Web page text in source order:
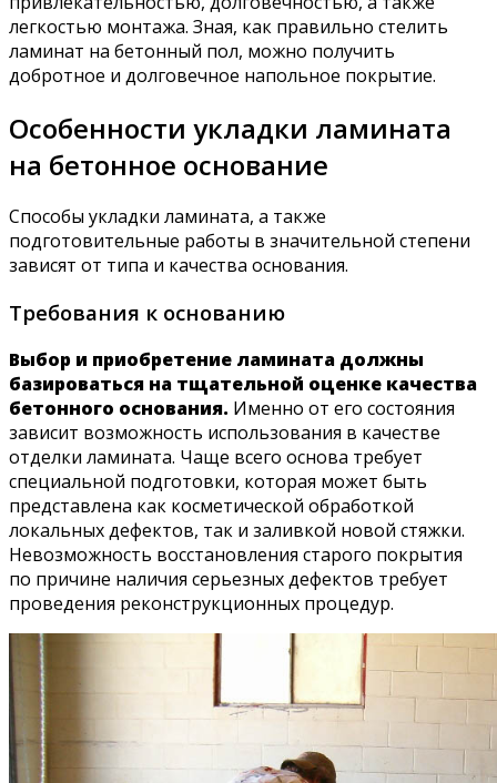
легкостью монтажа. Зная, как правильно стелить
ламинат на бетонный пол, можно получить
добротное и долговечное напольное покрытие.
Особенности укладки ламината
на бетонное основание
Способы укладки ламината, а также
подготовительные работы в значительной степени
зависят от типа и качества основания.
Требования к основанию
Выбор и приобретение ламината должны
базироваться на тщательной оценке качества
бетонного основания. Именно от его состояния
зависит возможность использования в качестве
отделки ламината. Чаще всего основа требует
специальной подготовки, которая может быть
представлена как косметической обработкой
локальных дефектов, так и заливкой новой стяжки.
Невозможность восстановления старого покрытия
по причине наличия серьезных дефектов требует
проведения реконструкционных процедур.